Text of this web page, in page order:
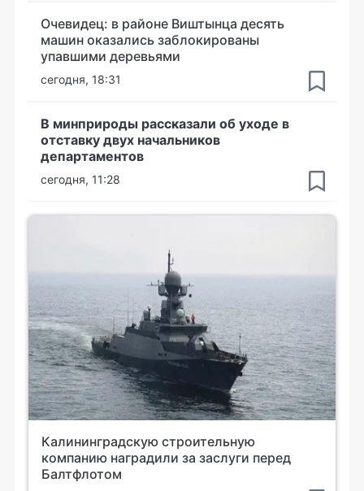
Очевидец: в районе Виштынца десять
машин оказались заблокированы
упавшими деревьями
сегодня, 18:31
В минприроды рассказали об уходе в
отставку двух начальников
департаментов
сегодня, 11:28
Калининградскую строительную
компанию наградили за заслуги перед
Балтфлотом